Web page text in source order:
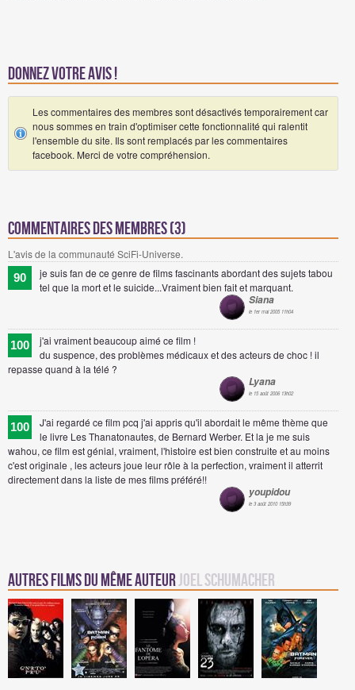
Donnez votre avis !
Les commentaires des membres sont désactivés temporairement car
nous sommes en train d'optimiser cette fonctionnalité qui ralentit
l'ensemble du site. Ils sont remplacés par les commentaires
facebook. Merci de votre compréhension.
Commentaires des membres (3)
L'avis de la communauté SciFi-Universe.
90
je suis fan de ce genre de films fascinants abordant des sujets tabou
tel que la mort et le suicide...Vraiment bien fait et marquant.
Siana
le 1er mai 2005 11h04
100
j'ai vraiment beaucoup aimé ce film !
du suspence, des problèmes médicaux et des acteurs de choc ! il
repasse quand à la télé ?
Lyana
le 15 août 2006 13h02
100
J'ai regardé ce film pcq j'ai appris qu'il abordait le même thème que
le livre Les Thanatonautes, de Bernard Werber. Et la je me suis
wahou, ce film est génial, vraiment, l'histoire est bien construite et au moins
c'est originale , les acteurs joue leur rôle à la perfection, vraiment il atterrit
directement dans la liste de mes films préféré!!
youpidou
le 3 août 2010 15h39
Autres Films du même auteurJoel Schumacher